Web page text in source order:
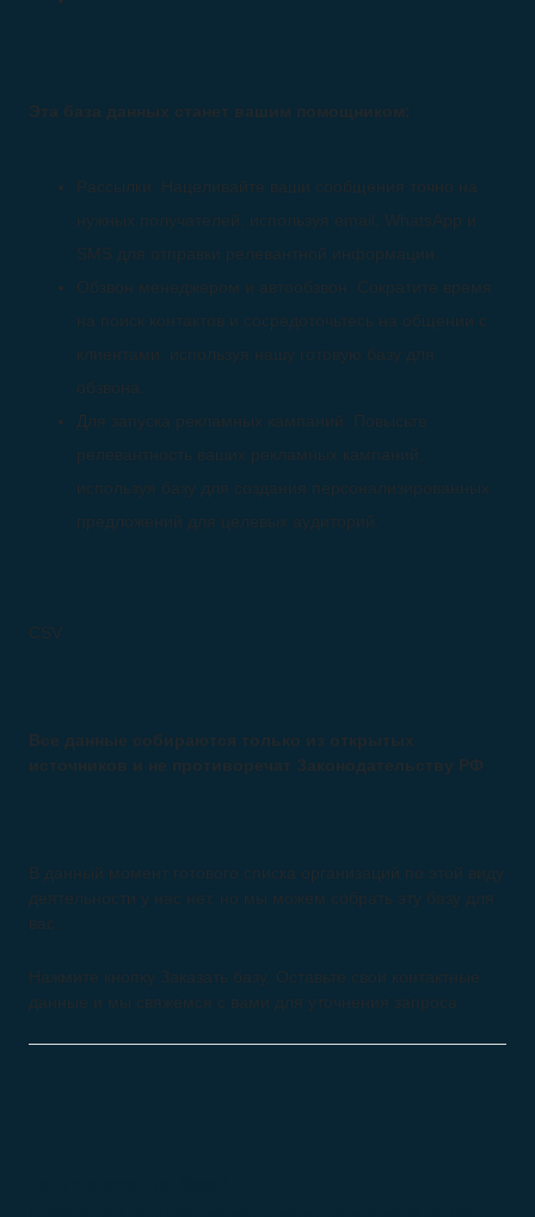
Эта база данных станет вашим помощником:
Рассылки. Нацеливайте ваши сообщения точно на
нужных получателей, используя email, WhatsApp и
SMS для отправки релевантной информации.
Обзвон менеджером и автообзвон. Сократите время
на поиск контактов и сосредоточьтесь на общении с
клиентами, используя нашу готовую базу для
обзвона.
Для запуска рекламных кампаний. Повысьте
релевантность ваших рекламных кампаний,
используя базу для создания персонализированных
предложений для целевых аудиторий.
CSV
Все данные собираются только из открытых
источников и не противоречат Законодательству РФ
В данный момент готового списка организаций по этой виду
деятельности у нас нет, но мы можем собрать эту базу для
вас.
Нажмите кнопку Заказать базу. Оставьте свои контактные
данные и мы свяжемся с вами для уточнения запроса